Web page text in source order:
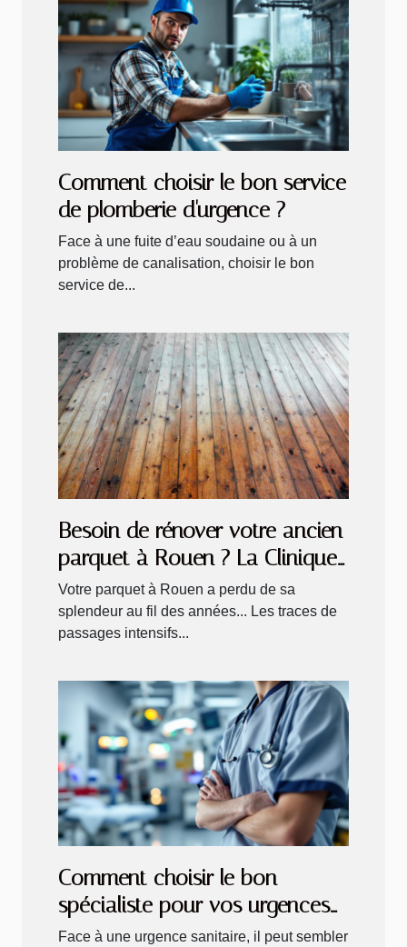
Comment choisir le bon service
de plomberie d'urgence ?
Face à une fuite d’eau soudaine ou à un
problème de canalisation, choisir le bon
service de...
Besoin de rénover votre ancien
parquet à Rouen ? La Clinique
du Sol vous accompagne !
Votre parquet à Rouen a perdu de sa
splendeur au fil des années... Les traces de
passages intensifs...
Comment choisir le bon
spécialiste pour vos urgences
sanitaires ?
Face à une urgence sanitaire, il peut sembler